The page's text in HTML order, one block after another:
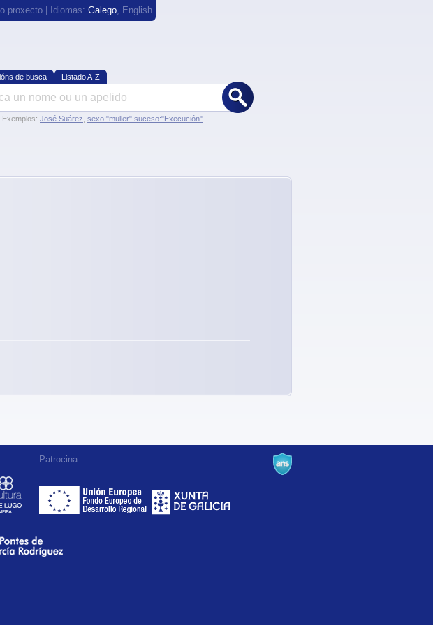
proxecto | Idiomas: Galego, English
de busca Listado A-Z
Exemplos: José Suárez sexo:"muller" suceso:"Execución"
Patrocina